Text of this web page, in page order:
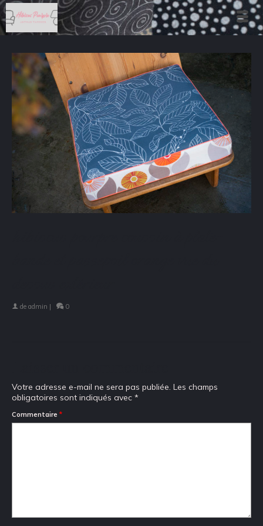
de admin | 0
Votre adresse e-mail ne sera pas publiée. Les champs
obligatoires sont indiqués avec *
Commentaire *